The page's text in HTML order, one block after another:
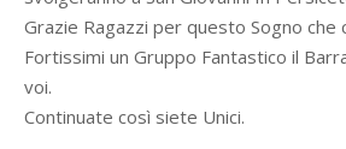
Grazie Ragazzi per questo Sogno
Fortissimi un Gruppo Fantastico il
voi.
Continuate così siete Unici.